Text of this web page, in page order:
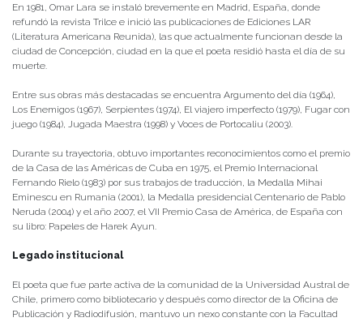
En 1981, Omar Lara se instaló brevemente en Madrid, España, donde
refundó la revista Trilce e inició las publicaciones de Ediciones LAR
(Literatura Americana Reunida), las que actualmente funcionan desde la
ciudad de Concepción, ciudad en la que el poeta residió hasta el día de su
muerte.
Entre sus obras más destacadas se encuentra Argumento del día (1964),
Los Enemigos (1967), Serpientes (1974), El viajero imperfecto (1979), Fugar con
juego (1984), Jugada Maestra (1998) y Voces de Portocaliu (2003).
Durante su trayectoria, obtuvo importantes reconocimientos como el premio
de la Casa de las Américas de Cuba en 1975, el Premio Internacional
Fernando Rielo (1983) por sus trabajos de traducción, la Medalla Mihai
Eminescu en Rumania (2001), la Medalla presidencial Centenario de Pablo
Neruda (2004) y el año 2007, el VII Premio Casa de América, de España con
su libro: Papeles de Harek Ayun.
Legado institucional
El poeta que fue parte activa de la comunidad de la Universidad Austral de
Chile, primero como bibliotecario y después como director de la Oficina de
Publicación y Radiodifusión, mantuvo un nexo constante con la Facultad